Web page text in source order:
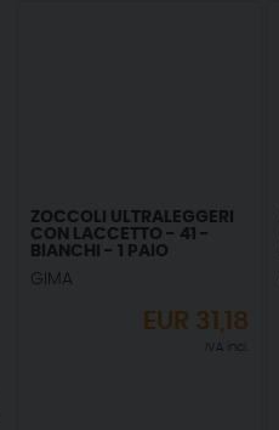
ZOCCOLI ULTRALEGGERI
CON LACCETTO - 41 -
BIANCHI - 1 PAIO
GIMA
EUR 31,18
IVA incl.